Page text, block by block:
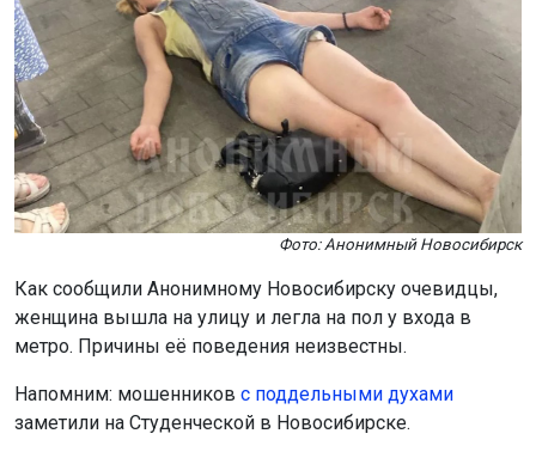
Фото: Анонимный Новосибирск
Как сообщили Анонимному Новосибирску очевидцы,
женщина вышла на улицу и легла на пол у входа в
метро. Причины её поведения неизвестны.
Напомним: мошенников с поддельными духами
заметили на Студенческой в Новосибирске.